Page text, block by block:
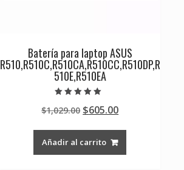
Batería para laptop ASUS
R510,R510C,R510CA,R510CC,R510DP,R
510E,R510EA
5.00
de 5
$1,029.00 Original
was:
$1,029.00.
$605.00Current
Añadir al carrito